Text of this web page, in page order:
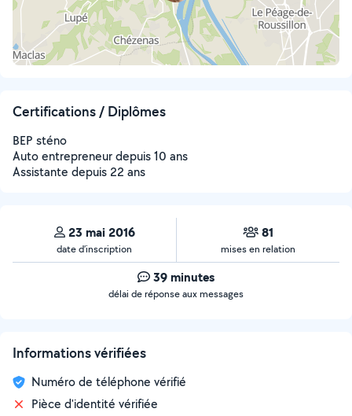
Certifications / Diplômes
BEP sténo
Auto entrepreneur depuis 10 ans
Assistante depuis 22 ans
23 mai 2016
date d’inscription
81
mises en relation
39 minutes
délai de réponse aux messages
Informations vérifiées
Numéro de téléphone vérifié
Pièce d'identité vérifiée